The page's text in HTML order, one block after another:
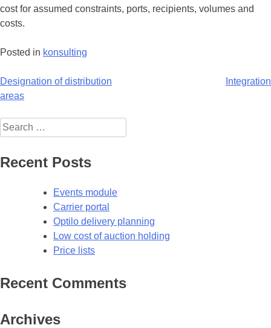
cost for assumed constraints, ports, recipients, volumes and
costs.
Posted in konsulting
Post
navigation
Designation of distribution
areas
Integration
Search
for:
Recent Posts
Events module
Carrier portal
Optilo delivery planning
Low cost of auction holding
Price lists
Recent Comments
Archives